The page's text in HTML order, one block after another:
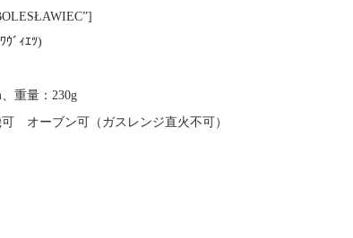
ｳﾞｨｴﾂ)
重量：230g
オーブン可（ガスレンジ直火不可）